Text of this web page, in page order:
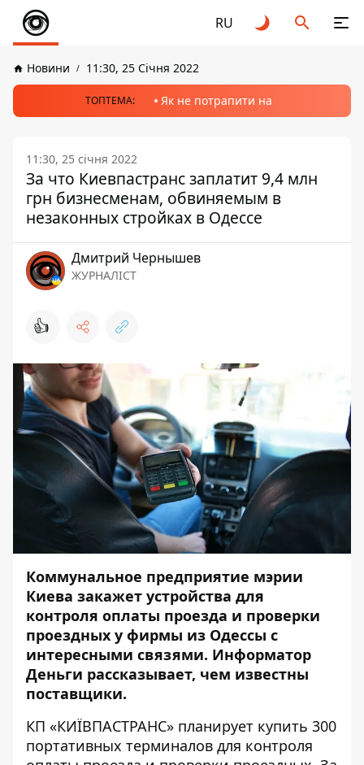
RU
Новини 11:30, 25 Січня 2022
ТОПТЕМА: Як не потрапити на
11:30, 25 січня 2022
За что Киевпастранс заплатит 9,4 млн
грн бизнесменам, обвиняемым в
незаконных стройках в Одессе
Дмитрий Чернышев
ЖУРНАЛІСТ
👍
Коммунальное предприятие мэрии
Киева закажет устройства для
контроля оплаты проезда и проверки
проездных у фирмы из Одессы с
интересными связями. Информатор
Деньги рассказывает, чем известны
поставщики.
КП «КИЇВПАСТРАНС» планирует купить 300
портативных терминалов для контроля